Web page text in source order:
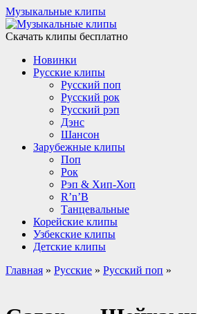
Музыкальные клипы
Скачать клипы бесплатно
Новинки
Русские клипы
Русский поп
Русский рок
Русский рэп
Дэнс
Шансон
Зарубежные клипы
Поп
Рок
Рэп & Хип-Хоп
R’n’B
Танцевальные
Корейские клипы
Узбекские клипы
Детские клипы
Главная » Русские » Русский поп »